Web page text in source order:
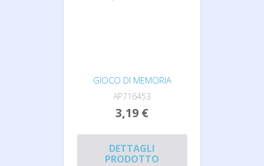
GIOCO DI MEMORIA
AP716453
3,19 €
DETTAGLI
PRODOTTO